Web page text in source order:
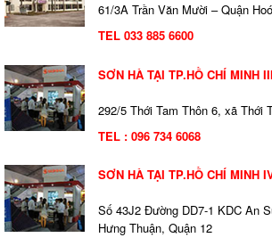
61/3A Trần Văn Mười – Quận
TEL 033 885 6600
SƠN HÀ TẠI TP.HỒ CHÍ MINH III
292/5 Thới Tam Thôn 6, xã Thới
TEL : 096 734 6068
SƠN HÀ TẠI TP.HỒ CHÍ MINH
Số 43J2 Đường DD7-1 KDC An
Hưng Thuận, Quận 12